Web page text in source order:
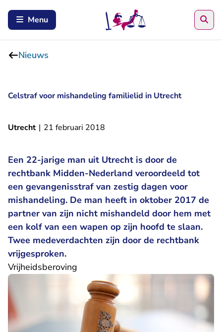
Menu
Nieuws
Celstraf voor mishandeling familielid in Utrecht
Utrecht | 21 februari 2018
Een 22-jarige man uit Utrecht is door de
rechtbank Midden-Nederland veroordeeld tot
een gevangenisstraf van zestig dagen voor
mishandeling. De man heeft in oktober 2017 de
partner van zijn nicht mishandeld door hem met
een kolf van een wapen op zijn hoofd te slaan.
Twee medeverdachten zijn door de rechtbank
vrijgesproken.
Vrijheidsberoving